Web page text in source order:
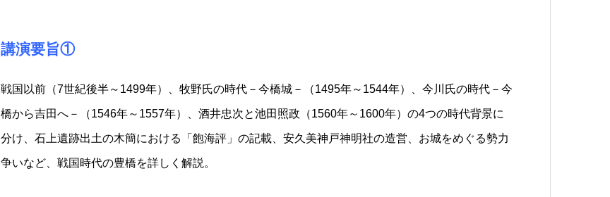
講演要旨①
戦国以前（7世紀後半～1499年）、牧野氏の時代－今橋城－（1495年～1544年）、今川氏の時代－今
橋から吉田へ－（1546年～1557年）、酒井忠次と池田照政（1560年～1600年）の4つの時代背景に
分け、石上遺跡出土の木簡における「飽海評」の記載、安久美神戸神明社の造営、お城をめぐる勢力
争いなど、戦国時代の豊橋を詳しく解説。